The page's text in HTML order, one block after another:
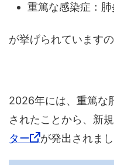
重篤な感染症：
が挙げられています
2026年には、重篤な
されたことから、新
ター
が発出されまし